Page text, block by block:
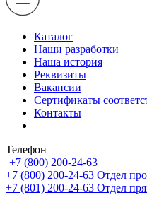
Каталог
Наши разработки
Наша история
Реквизиты
Вакансии
Сертификаты
Контакты
Телефон
+7 (800) 200-24-63
+7 (800) 200-24-63 Отдел
+7 (801) 200-24-63 Отдел